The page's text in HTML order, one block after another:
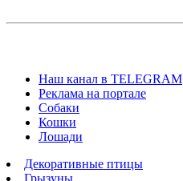
Наш канал в TELEGRAM
Реклама на портале
Собаки
Кошки
Лошади
Декоративные птицы
Грызуны